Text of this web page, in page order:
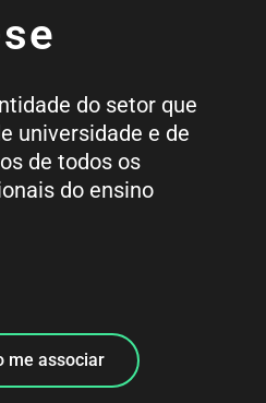
do setor que
universidade e de
de todos os
do ensino
me associar